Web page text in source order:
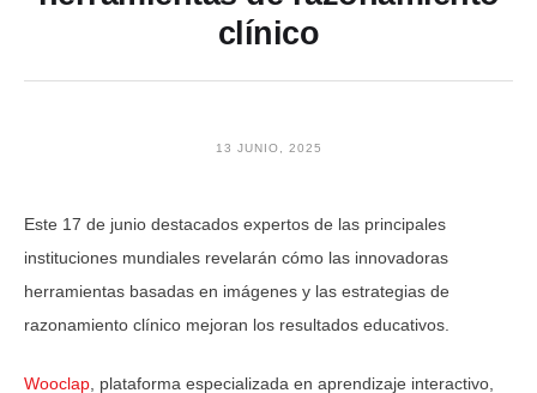
clínico
13 JUNIO, 2025
Este 17 de junio destacados expertos de las principales
instituciones mundiales revelarán cómo las innovadoras
herramientas basadas en imágenes y las estrategias de
razonamiento clínico mejoran los resultados educativos.
Wooclap , plataforma especializada en aprendizaje interactivo,